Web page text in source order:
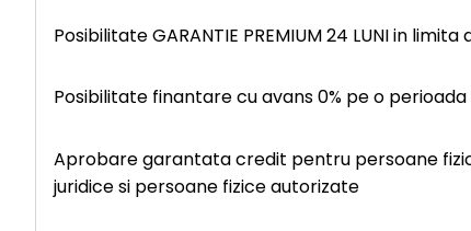
Posibilitate GARANTIE PREMIUM 24 LUNI in
Posibilitate finantare cu avans 0% pe o
Aprobare garantata credit pentru persoane
juridice si persoane fizice autorizate